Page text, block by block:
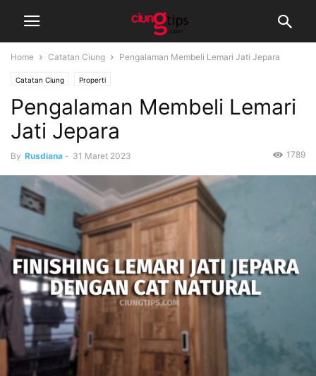
Home Catatan Ciung Pengalaman Membeli Lemari Jati Jepara
Catatan Ciung Properti
Pengalaman Membeli Lemari
Jati Jepara
By Rusdiana - 31 Maret 2023 1789